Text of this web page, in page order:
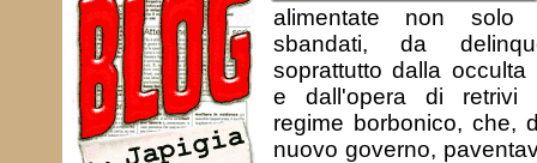
alimentate non
sbandati, da
soprattutto dalla occulta
e dall'opera di retrivi
regime borbonico, che,
nuovo governo,